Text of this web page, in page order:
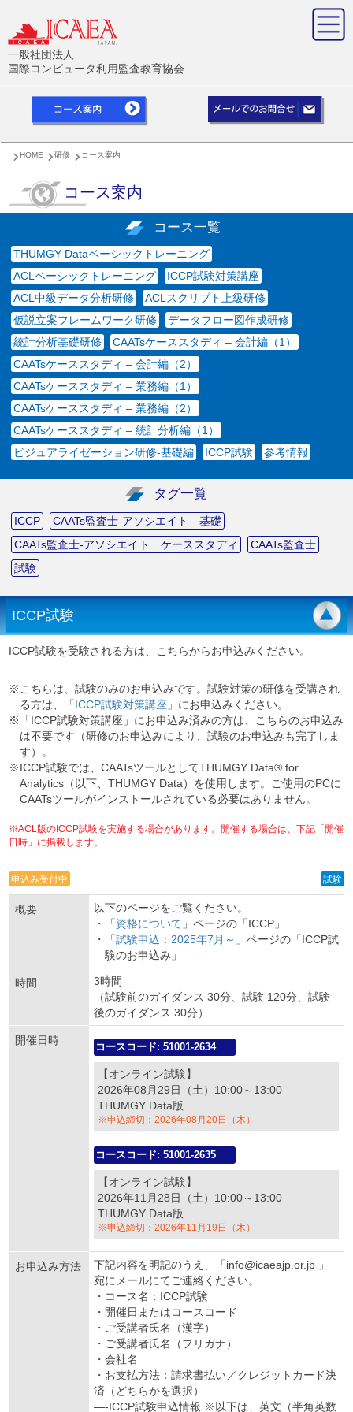
一般社団法人
国際コンピュータ利用監査教育協会
HOME 研修 コース案内
コース案内
コース一覧
THUMGY Dataベーシックトレーニング
ACLベーシックトレーニング
ICCP試験対策講座
ACL中級データ分析研修
ACLスクリプト上級研修
仮説立案フレームワーク研修
データフロー図作成研修
統計分析基礎研修
CAATsケーススタディ – 会計編（1）
CAATsケーススタディ – 会計編（2）
CAATsケーススタディ – 業務編（1）
CAATsケーススタディ – 業務編（2）
CAATsケーススタディ – 統計分析編（1）
ビジュアライゼーション研修-基礎編
ICCP試験 参考情報
タグ一覧
ICCP
CAATs監査士-アソシエイト 基礎
CAATs監査士-アソシエイト ケーススタディ
CAATs監査士
試験
ICCP試験
ICCP試験を受験される方は、こちらからお申込みください。
※こちらは、試験のみのお申込みです。試験対策の研修を受講され
る方は、「ICCP試験対策講座 」にお申込みください。
※「ICCP試験対策講座」にお申込み済みの方は、こちらのお申込み
は不要です（研修のお申込みにより、試験のお申込みも完了しま
す）。
※ICCP試験では、CAATsツールとしてTHUMGY Data® for
Analytics（以下、THUMGY Data）を使用します。ご使用のPCに
CAATsツールがインストールされている必要はありません。
※ACL版のICCP試験を実施する場合があります。開催する場合は、下記「開催
日時」に掲載します。
申込み受付中 試験
概要
以下のページをご覧ください。
・「資格について 」ページの「ICCP」
・「試験申込：2025年7月～ 」ページの「ICCP試
験のお申込み」
時間
3時間
（試験前のガイダンス 30分、試験 120分、試験
後のガイダンス 30分）
開催日時
コースコード: 51001-2634
【オンライン試験】
2026年08月29日（土）10:00～13:00
THUMGY Data版
※申込締切：2026年08月20日（木）
コースコード: 51001-2635
【オンライン試験】
2026年11月28日（土）10:00～13:00
THUMGY Data版
※申込締切：2026年11月19日（木）
お申込み方法
下記内容を明記のうえ、「info@icaeajp.or.jp 」
宛にメールにてご連絡ください。
・コース名：ICCP試験
・開催日またはコースコード
・ご受講者氏名（漢字）
・ご受講者氏名（フリガナ）
・会社名
・お支払方法：請求書払い／クレジットカード決
済（どちらかを選択）
—-ICCP試験申込情報 ※以下は、英文（半角英数